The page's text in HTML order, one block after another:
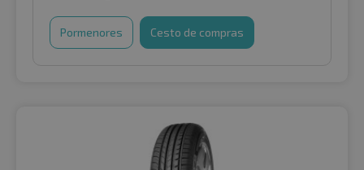
Pormenores Cesto de compras